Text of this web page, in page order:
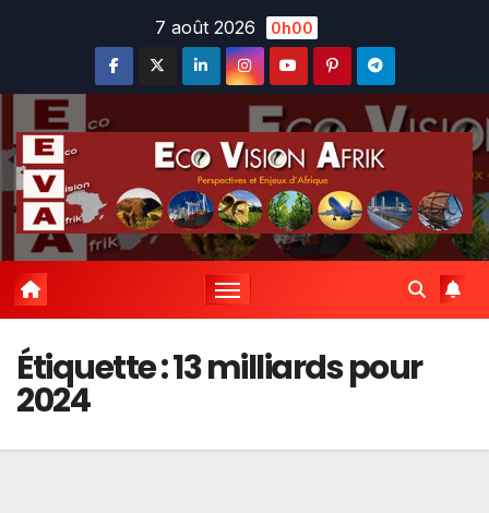
7 août 2026 0h00
Étiquette :13 milliards pour
2024